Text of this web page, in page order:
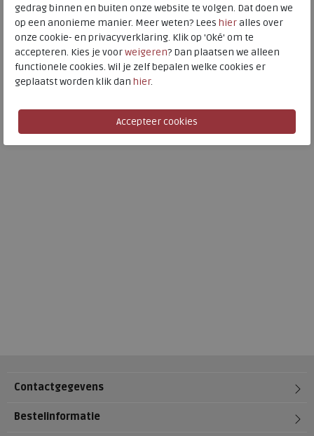
Contactgegevens
Bestelinformatie
gedrag binnen en buiten onze website te volgen. Dat doen we
op een anonieme manier. Meer weten? Lees hieralles over
onze cookie- en privacyverklaring. Klik op 'Oké' om te
accepteren. Kies je voorweigeren? Dan plaatsen we alleen
functionele cookies. Wil je zelf bepalen welke cookies er
geplaatst worden klik dan hier.